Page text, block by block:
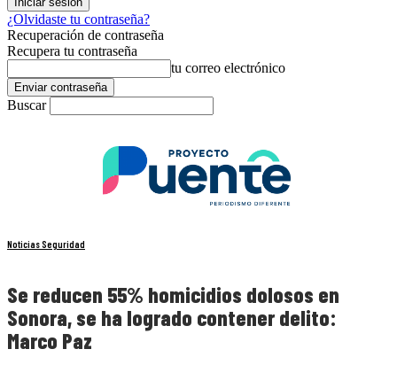
¿Olvidaste tu contraseña?
Recuperación de contraseña
Recupera tu contraseña
tu correo electrónico
Buscar
Noticias Seguridad
Se reducen 55% homicidios dolosos en
Sonora, se ha logrado contener delito:
Marco Paz